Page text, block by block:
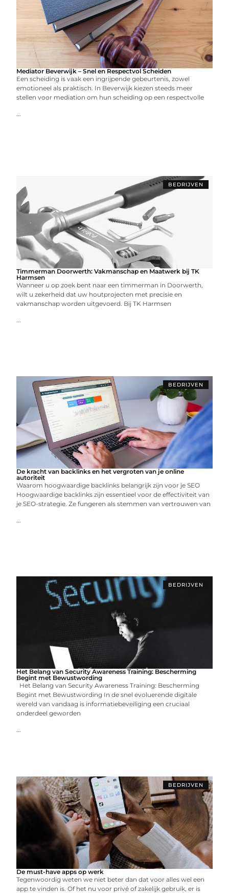
Mediator Beverwijk – Snel en Respectvol Scheiden
Een scheiding is vaak een ingrijpende gebeurtenis, zowel
emotioneel als praktisch. In Beverwijk kiezen steeds meer
stellen voor mediation om hun scheiding op een respectvolle
...
BEDRIJVEN
Timmerman Doorwerth: Vakmanschap en Maatwerk bij TK
Harmsen
Wanneer u op zoek bent naar een timmerman in Doorwerth,
wilt u zekerheid dat uw houtprojecten met precisie en
vakmanschap worden uitgevoerd. Bij TK Harmsen
...
BEDRIJVEN
De kracht van backlinks en het vergroten van je online
autoriteit
Waarom hoogwaardige backlinks belangrijk zijn voor je SEO
Hoogwaardige backlinks zijn essentieel voor de effectiviteit van
je SEO-strategie. Ze fungeren als stemmen van vertrouwen van
...
BEDRIJVEN
Het Belang van Security Awareness Training: Bescherming
Begint met Bewustwording
Het Belang van Security Awareness Training: Bescherming
Begint met Bewustwording In de snel evoluerende digitale
wereld van vandaag is informatiebeveiliging een cruciaal
onderdeel geworden
...
BEDRIJVEN
De must-have apps op werk
Tegenwoordig weten we niet beter dan dat voor alles wel een
app te vinden is. Of het nu voor privé of zakelijk gebruik, er is